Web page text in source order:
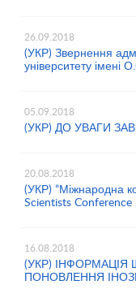
26.09.2018
(УКР) Звернення
університету імені
05.09.2018
(УКР) ДО УВАГИ
20.08.2018
(УКР) ”Міжнародна
Scientists Conference
16.08.2018
(УКР) ІНФОРМАЦІЯ
ПОНОВЛЕННЯ